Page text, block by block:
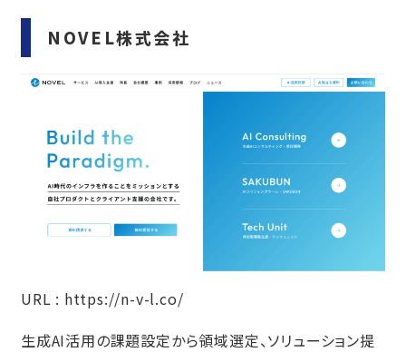
NOVEL株式会社
URL : https://n-v-l.co/
生成AI活用の課題設定から領域選定、ソリューション提